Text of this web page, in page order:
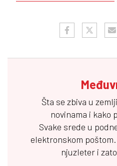
Šta se zbiva u
novinama i kako
Svake srede u
elektronskom
njuzleter i